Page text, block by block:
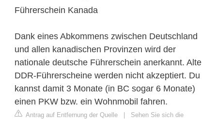
Führerschein Kanada
Dank eines Abkommens zwischen Deutschland
und allen kanadischen Provinzen wird der
nationale deutsche Führerschein anerkannt. Alte
DDR-Führerscheine werden nicht akzeptiert. Du
kannst damit 3 Monate (in BC sogar 6 Monate)
einen PKW bzw. ein Wohnmobil fahren.
Antrag auf Entfernung der Quelle | Sehen Sie sich die